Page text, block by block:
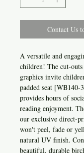
Contact Us
A versatile and
children! The cut-
graphics invite
padded seat [WB140-
provides hours of
reading enjoyment.
our exclusive direct-
won't peel, fade or
natural UV finish.
beautiful, durable